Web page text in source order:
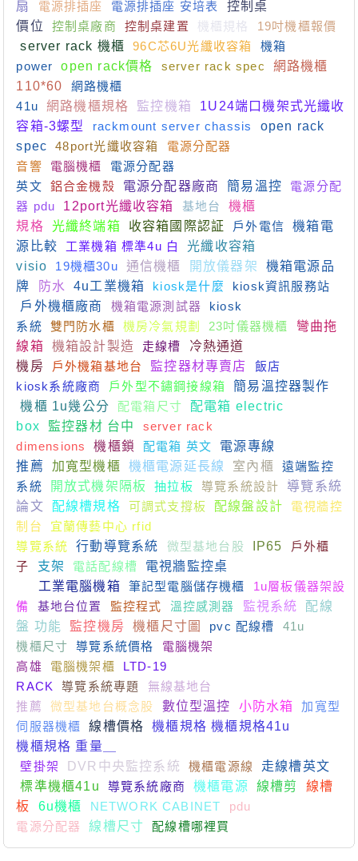
扇 電源排插座 電源排插座 安培表
控制桌
價位
控制桌廠商 控制桌建置 機櫃規格
19吋機櫃報價
server rack 機櫃
96C芯6U光纖收容箱
機箱
power
open rack價格 server rack spec
網路機櫃
110*60
網路機櫃
41u
網路機櫃規格 監控機箱
1U24端口機架式光纖收
容箱-3螺型
rackmount server chassis
open rack
spec
48port光纖收容箱
電源分配器
音響
電腦機櫃
電源分配器
英文
鋁合金機殼 電源分配器廠商 簡易溫控
電源分配
器 pdu
12port光纖收容箱 基地台
機櫃
規格
光纖終端箱 收容箱國際認証 戶外電信
機箱電
源比較
工業機箱 標準4u 白
光纖收容箱
visio
19機櫃30u 通信機櫃 開放儀器架
機箱電源品
牌
防水 4u工業機箱 kiosk是什麼
kiosk資訊服務站
戶外機櫃廠商
機箱電源測試器
kiosk
系統
雙門防水櫃 機房冷氣規劃 23吋儀器機櫃
彎曲拖
線箱
機箱設計製造 走線槽
冷熱通道
機房
戶外機箱基地台 監控器材專賣店
飯店
kiosk系統廠商
戶外型不鏽鋼接線箱
簡易溫控器製作
機櫃 1u幾公分
配電箱尺寸
配電箱 electric
box
監控器材 台中
server rack
dimensions
機櫃鎖 配電箱 英文
電源專線
推薦
加寬型機櫃 機櫃電源延長線 室內櫃
遠端監控
系統
開放式機架隔板 抽拉板 導覽系統設計
導覽系統
論文
配線槽規格 可調式支撐板 配線盤設計
電視牆控
制台
宜蘭傳藝中心 rfid
導覽系統
行動導覽系統 微型基地台股 IP65
戶外櫃
子
支架 電話配線槽 電視牆監控桌
工業電腦機箱 筆記型電腦儲存機櫃
1u層板儀器架設
備
基地台位置 監控程式 溫控感測器 監視系統
配線
盤 功能
監控機房 機櫃尺寸圖 pvc 配線槽
41u
機櫃尺寸
導覽系統價格
電腦機架
高雄
電腦機架櫃
LTD-19
RACK
導覽系統專題
無線基地台
推薦
微型基地台概念股 數位型溫控 小防水箱
加寬型
伺服器機櫃
線槽價格
機櫃規格 機櫃規格41u
機櫃規格 重量＿
壁掛架
DVR中央監控系統 機櫃電源線
走線槽英文
標準機櫃41u
導覽系統廠商 機櫃電源 線槽剪
線槽
板
6u機櫃 NETWORK CABINET
pdu
電源分配器
線槽尺寸 配線槽哪裡買